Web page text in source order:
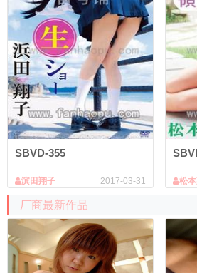
SBVD-355
2017-03-31
滨田翔子 松
厂商最新作品